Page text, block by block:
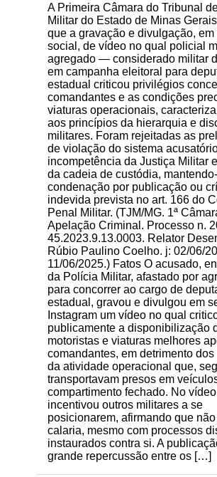
A Primeira Câmara do Tribunal
Militar do Estado de Minas
que a gravação e divulgação, em
social, de vídeo no qual policial
agregado — considerado militar
em campanha eleitoral para
estadual criticou privilégios
comandantes e as condições
viaturas operacionais,
aos princípios da hierarquia e
militares. Foram rejeitadas as
de violação do sistema
incompetência da Justiça Militar
da cadeia de custódia,
condenação por publicação ou
indevida prevista no art. 166 do
Penal Militar. (TJM/MG. 1ª
Apelação Criminal. Processo n.
45.2023.9.13.0003. Relator
Rúbio Paulino Coelho. j: 02/06/
11/06/2025.) Fatos O acusado,
da Polícia Militar, afastado por
para concorrer ao cargo de
estadual, gravou e divulgou em
Instagram um vídeo no qual
publicamente a disponibilização
motoristas e viaturas melhores
comandantes, em detrimento
da atividade operacional que,
transportavam presos em
compartimento fechado. No
incentivou outros militares a se
posicionarem, afirmando que
calaria, mesmo com processos
instaurados contra si. A
grande repercussão entre os […]